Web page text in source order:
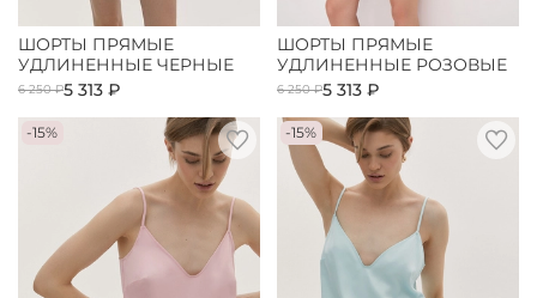
ШОРТЫ ПРЯМЫЕ
УДЛИНЕННЫЕ ЧЕРНЫЕ
6 250 ₽5 313 ₽
ШОРТЫ ПРЯМЫЕ
УДЛИНЕННЫЕ РОЗОВЫЕ
6 250 ₽5 313 ₽
-15% -15%